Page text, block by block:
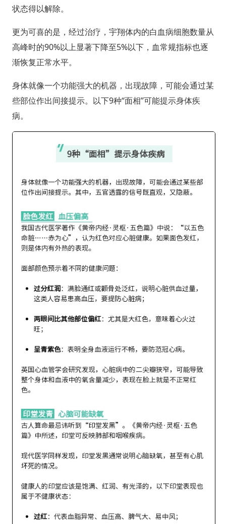
状态得以解除。
更为可喜的是，经过治疗，宇翔体内的白血病细胞数量从
高峰时的90%以上显著下降至5%以下，血常规指标也逐
渐恢复正常水平。
身体就像一个功能强大的机器，出现故障，可能会通过某
些部位作出间接提示。以下9种“面相”可能提示身体疾
病。